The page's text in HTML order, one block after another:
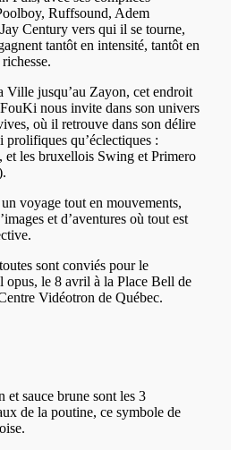
Ruffsound, Adem
Century vers qui il se tourne,
tantôt en intensité, tantôt en
jusqu’au Zayon, cet endroit
nous invite dans son univers
où il retrouve dans son délire
prolifiques qu’éclectiques :
et les bruxellois Swing et Primero
voyage tout en mouvements,
et d’aventures où tout est
sont conviés pour le
opus, le 8 avril à la Place Bell de
Vidéotron de Québec.
et sauce brune sont les 3
de la poutine, ce symbole de